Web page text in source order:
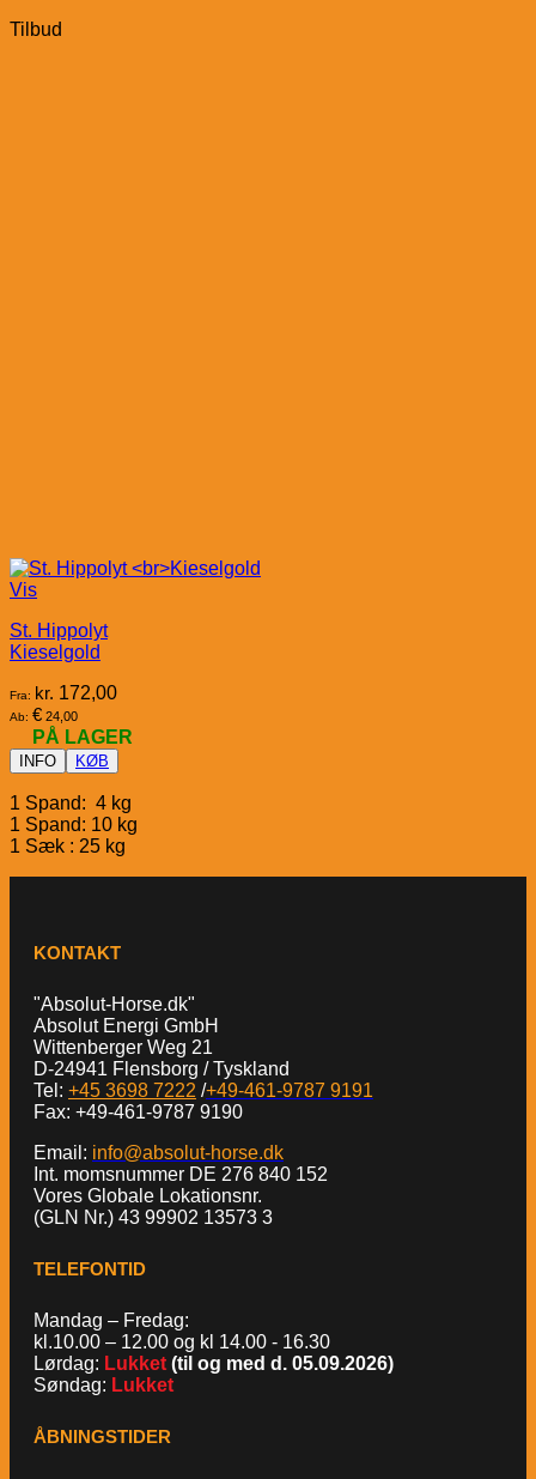
Tilbud
Vis
St. Hippolyt
Kieselgold
Fra: kr. 172,00
Ab: € 24,00
PÅ LAGER
INFO KØB
1 Spand: 4 kg
1 Spand: 10 kg
1 Sæk : 25 kg
KONTAKT
"Absolut-Horse.dk"
Absolut Energi GmbH
Wittenberger Weg 21
D-24941 Flensborg / Tyskland
Tel: +45 3698 7222 /+49-461-9787 9191
Fax: +49-461-9787 9190
Email: info@absolut-horse.dk
Int. momsnummer DE 276 840 152
Vores Globale Lokationsnr.
(GLN Nr.) 43 99902 13573 3
TELEFONTID
Mandag – Fredag:
kl.10.00 – 12.00 og kl 14.00 - 16.30
Lørdag: Lukket (til og med d. 05.09.2026)
Søndag: Lukket
ÅBNINGSTIDER